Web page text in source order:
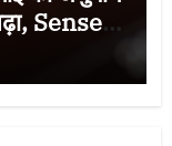
Sensex